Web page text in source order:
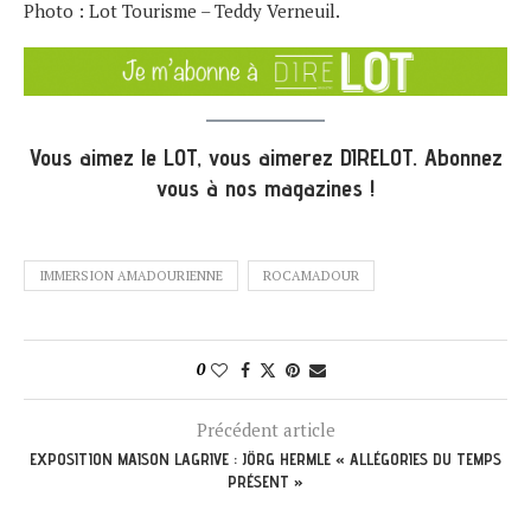
Photo : Lot Tourisme – Teddy Verneuil.
Vous aimez le LOT, vous aimerez DIRELOT. Abonnez
vous à nos magazines !
IMMERSION AMADOURIENNE ROCAMADOUR
0
Précédent article
EXPOSITION MAISON LAGRIVE : JÖRG HERMLE « ALLÉGORIES DU TEMPS
PRÉSENT »